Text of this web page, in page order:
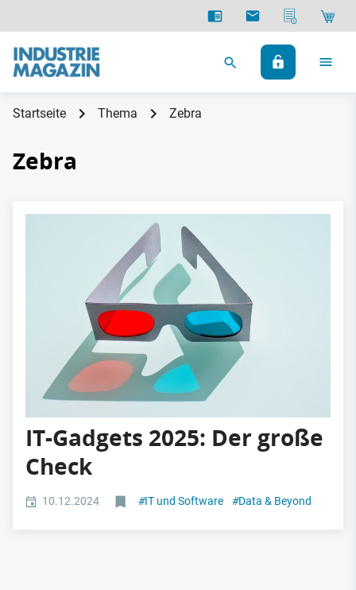
Startseite Thema Zebra
Zebra
IT-Gadgets 2025: Der große
Check
10.12.2024 #IT und Software #Data & Beyond